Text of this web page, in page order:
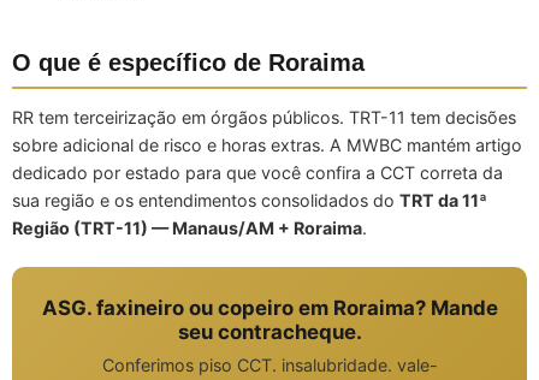
O que é específico de Roraima
RR tem terceirização em órgãos públicos. TRT-11 tem decisões
sobre adicional de risco e horas extras. A MWBC mantém artigo
dedicado por estado para que você confira a CCT correta da
sua região e os entendimentos consolidados do TRT da 11ª
Região (TRT-11) — Manaus/AM + Roraima.
ASG. faxineiro ou copeiro em Roraima? Mande
seu contracheque.
Conferimos piso CCT. insalubridade. vale-